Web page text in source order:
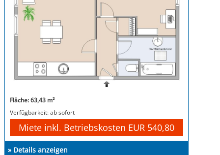
Fläche: 63,43 m²
Verfügbarkeit: ab sofort
Miete inkl. Betriebskosten EUR 540,80
» Details anzeigen